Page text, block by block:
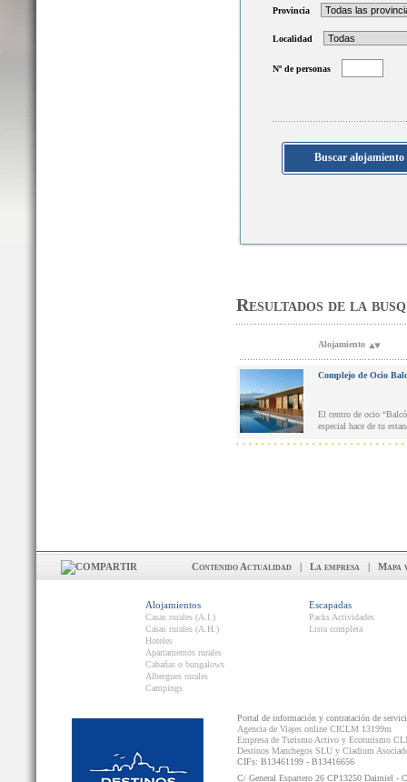
Provincia
Localidad
Nº de personas
Resultados de la
Alojamiento
Complejo de Ocio
El centro de ocio
especial hace de tu
Contenido Actualidad | La empresa | Mapa
Alojamientos
Casas rurales (A.I.)
Casas rurales (A.H.)
Hoteles
Apartamentos rurales
Cabañas o bungalows
Albergues rurales
Campings
Escapadas
Packs Actividades
Lista completa
Portal de información y contratación de
Agencia de Viajes online CICLM 13199m
Empresa de Turismo Activo y Ecoturismo
Destinos Manchegos SLU y Cladium
CIFs: B13461199 - B13416656
C/ General Espartero 26 CP13250 Daimiel -